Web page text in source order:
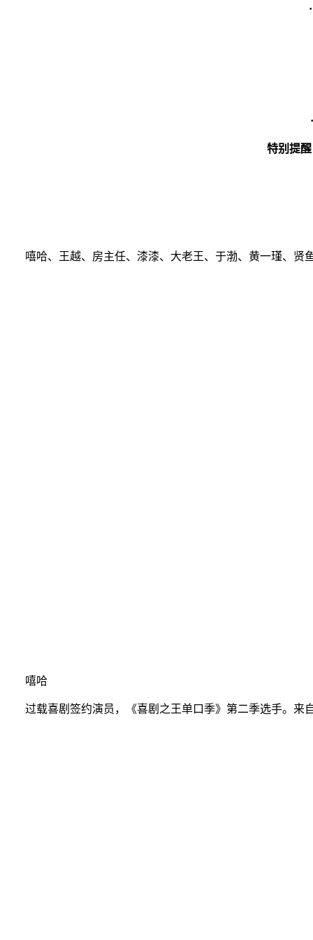
特别提
嘻哈、王越、房主任、漆漆、大老王、于渤、黄一瑾、贤
嘻哈
过载喜剧签约演员，《喜剧之王单口季》第二季选手。